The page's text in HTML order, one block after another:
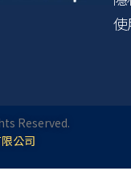
Reserved.
公司